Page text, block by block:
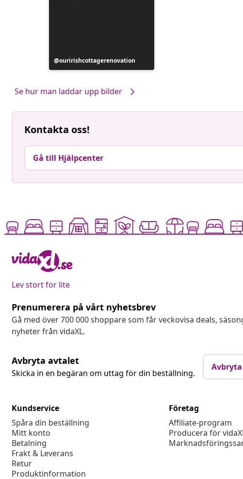
Inlägg
publicerat
ouririshcottagerenovation
Se hur man laddar upp bilder
Kontakta oss!
Gå till Hjälpcenter
Lev stort for lite
Prenumerera på vårt nyhetsbrev
Gå med över 700 000 shoppare som får veckovisa deals,
nyheter från vidaXL.
Avbryta avtalet
Skicka in en begäran om uttag för din beställning.
Kundservice
Spåra din beställning
Mitt konto
Betalning
Frakt & Leverans
Retur
Produktinformation
Företag
Affiliate-program
Producera för